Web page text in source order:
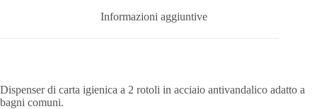
Informazioni aggiuntive
Dispenser di carta igienica a 2 rotoli in acciaio antivandalico adatto a
bagni comuni.